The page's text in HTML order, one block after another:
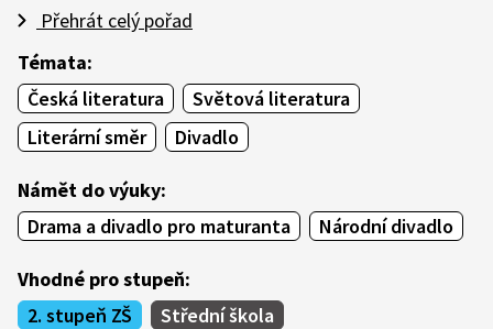
Přehrát celý pořad
Témata:
Česká literatura
Světová literatura
Literární směr
Divadlo
Námět do výuky:
Drama a divadlo pro maturanta
Národní divadlo
Vhodné pro stupeň:
2. stupeň ZŠ
Střední škola